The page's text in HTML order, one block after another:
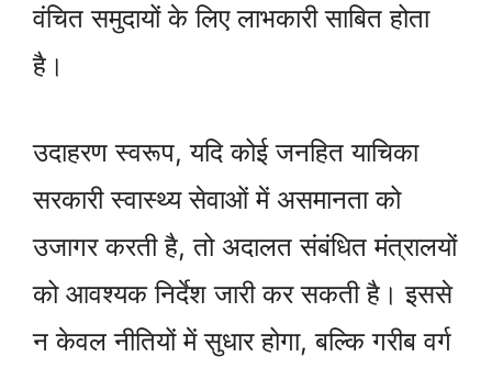
वंचित समुदायों के लिए लाभकारी साबित होता
है।
उदाहरण स्वरूप, यदि कोई जनहित याचिका
सरकारी स्वास्थ्य सेवाओं में असमानता को
उजागर करती है, तो अदालत संबंधित मंत्रालयों
को आवश्यक निर्देश जारी कर सकती है। इससे
न केवल नीतियों में सुधार होगा, बल्कि गरीब वर्ग